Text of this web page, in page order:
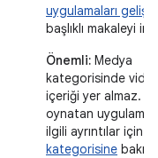
uygulamaları
başlıklı makaleyi
Önemli: Medya
kategorisinde
içeriği yer almaz.
oynatan
ilgili ayrıntılar için
kategorisine bakın.